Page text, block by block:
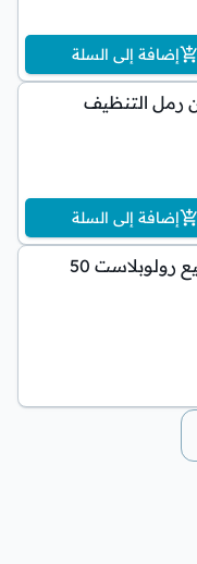
إضافة إلى السلة
إضافة إلى السلة
حبيبات زجاجية تلميع رولوبلاست 50